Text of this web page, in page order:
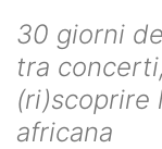
30 giorni
tra
(ri)scoprire
africana